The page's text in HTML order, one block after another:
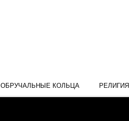
ОБРУЧАЛЬНЫЕ КОЛЬЦА РЕЛИГИЯ